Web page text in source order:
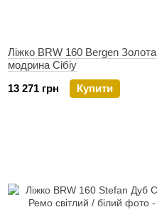
Ліжко BRW 160 Bergen Золота
модрина Сібіу
13 271 грн
Купити